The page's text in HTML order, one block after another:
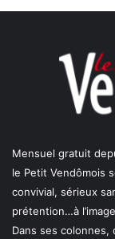
Mensuel gratuit
le Petit Vendômois
convivial, sérieux
prétention…à
Dans ses